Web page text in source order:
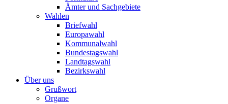
Ämter und Sachgebiete
Wahlen
Briefwahl
Europawahl
Kommunalwahl
Bundestagswahl
Landtagswahl
Bezirkswahl
Über uns
Grußwort
Organe